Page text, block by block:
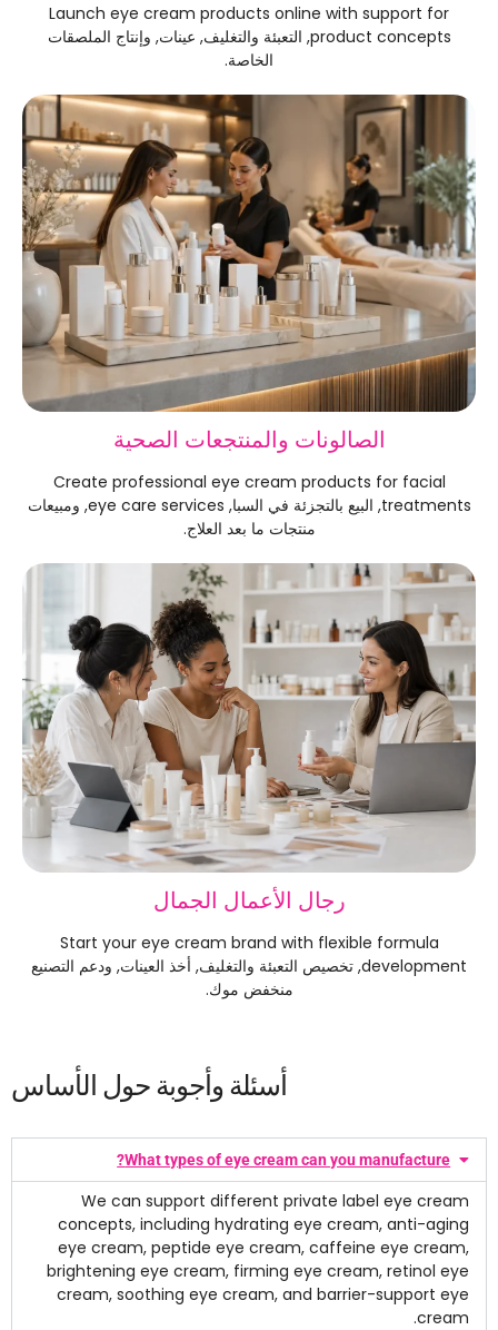
Launch eye cream products online with support for
product concepts, التعبئة والتغليف, عينات, وإنتاج الملصقات
الخاصة.
الصالونات والمنتجعات الصحية
Create professional eye cream products for facial
treatments, البيع بالتجزئة في السبا,eye care services, ومبيعات
منتجات ما بعد العلاج.
رجال الأعمال الجمال
Start your eye cream brand with flexible formula
development, تخصيص التعبئة والتغليف, أخذ العينات, ودعم التصنيع
منخفض موك.
أسئلة وأجوبة حول الأساس
What types of eye cream can you manufacture
?
We can support different private label eye cream
concepts ,including hydrating eye cream ,anti-aging
eye cream ,peptide eye cream ,caffeine eye cream
brightening eye cream ,firming eye cream ,retinol eye
cream ,soothing eye cream ,and barrier-support eye
cream
.